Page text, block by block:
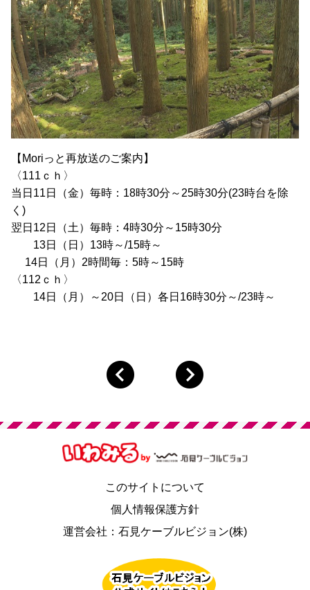
【Moriっと再放送のご案内】
〈111ｃｈ〉
当日11日（金）毎時：18時30分～25時30分(23時台を除
く)
翌日12日（土）毎時：4時30分～15時30分
13日（日）13時～/15時～
14日（月）2時間毎：5時～15時
〈112ｃｈ〉
14日（月）～20日（日）各日16時30分～/23時～
このサイトについて
個人情報保護方針
運営会社：石見ケーブルビジョン(株)